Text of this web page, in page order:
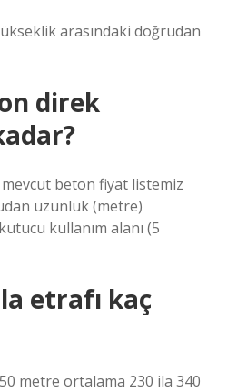
arasındaki doğrudan
direk
beton fiyat listemiz
uzunluk (metre)
kullanım alanı (5
etrafı kaç
metre ortalama 230 ila 340